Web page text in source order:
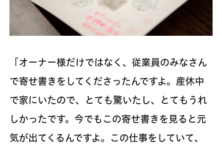
「オーナー様だけではなく、従業員のみなさん
で寄せ書きをしてくださったんですよ。産休中
で家にいたので、とても驚いたし、とてもうれ
しかったです。今でもこの寄せ書きを見ると元
気が出てくるんですよ。この仕事をしていて、